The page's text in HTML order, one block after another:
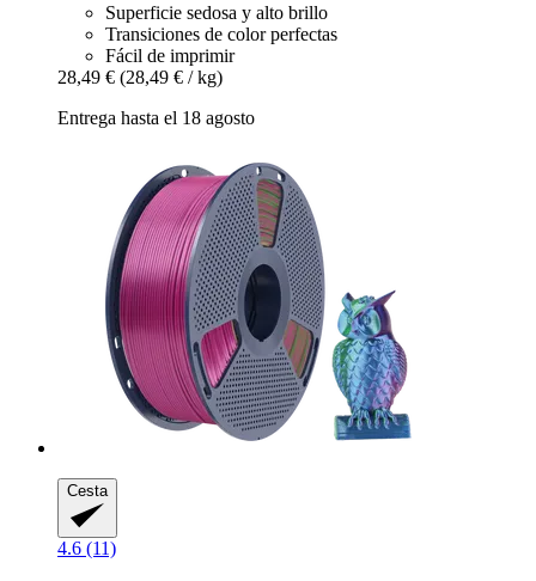
Superficie sedosa y alto brillo
Transiciones de color perfectas
Fácil de imprimir
28,49 € (28,49 € / kg)
Entrega hasta el 18 agosto
Cesta
4.6 (11)